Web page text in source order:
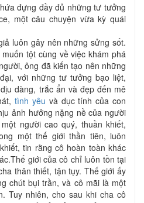
đựng đầy đủ những tư tưởng
một câu chuyện vừa kỳ quái
luôn gây nên những sửng sốt.
tột cùng về việc khám phá
ông đã kiến tạo nên những
với những tư tưởng bạo liệt,
dàng, trắc ẩn và đẹp đến mê
tình yêu và dục tính của con
ảnh hưởng nặng nề của người
người cao quý, thuần khiết,
một thế giới thần tiên, luôn
tin rằng cô hoàn toàn khác
giới của cô chỉ luôn tồn tại
thân thiết, tận tụy. Thế giới ấy
chút bụi trần, và cô mãi là một
Tuy nhiên, cho sau khi cha cô